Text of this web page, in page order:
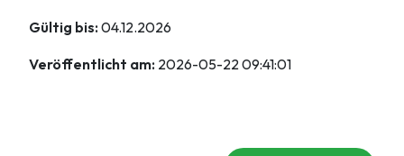
Gültig bis:04.12.2026
Veröffentlicht am: 2026-05-22 09:41:01